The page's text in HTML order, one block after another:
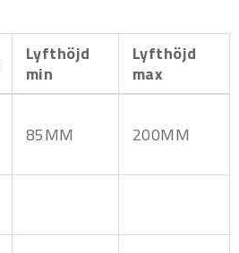
Lyfthöjd
min
Lyfthöjd
max
85MM 200MM